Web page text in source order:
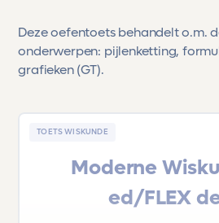
Deze oefentoets behandelt o.m.
onderwerpen: pijlenketting,
grafieken (GT).
TOETS WISKUNDE
Moderne
ed/FLEX